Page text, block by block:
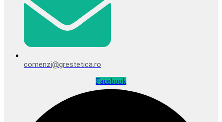
comenzi@grestetica.ro
Facebook